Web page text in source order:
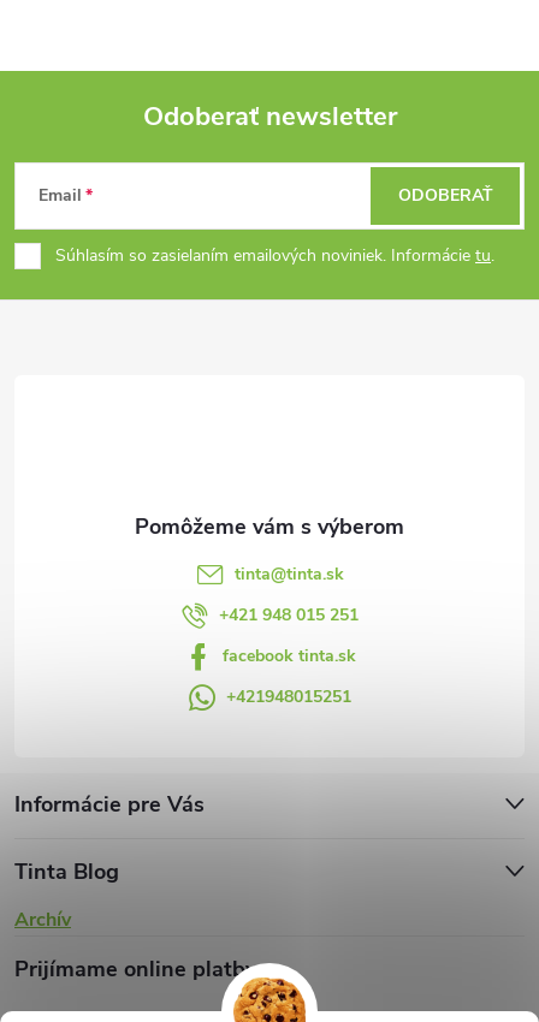
Z
á
p
Odoberať newsletter
Email
Súhlasím so zasielaním emailových noviniek. Informácie tu.
ODOBERAŤ
tinta@tinta.sk
+421 948 015 251
facebook tinta.sk
+421948015251
Informácie pre Vás
Tinta Blog
Archív
Prijímame online platby